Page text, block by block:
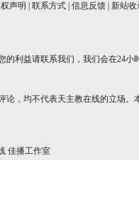
声明 联系方式 信息反馈 新站收
利益请联系我们，我们会在24小
论，均不代表天主教在线的立场
佳播工作室